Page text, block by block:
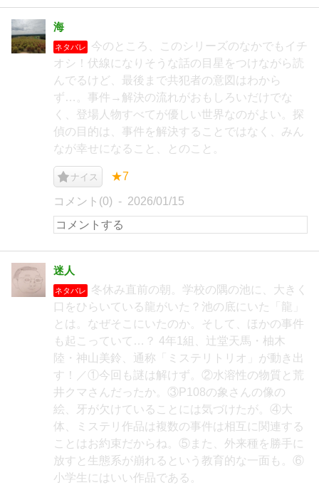
海
ネタバレ
今のところ、このシリーズのなかでもイチ
オシ！伏線になりそうな話の目星をつけながら読
んでるけど、最後まで共犯者の意図はわから
ず…。事件→解決の流れがおもしろいだけでな
く、登場人物すべてが優しい世界なのがよい。探
偵の目的は、事件を解決することではなく、みん
なが幸せになること、とのこと。
ナイス ★7
コメント(0) 2026/01/15
迷人
ネタバレ
冬休み直前の朝。学校の隅の池に、大きく
口をひらいている龍がいた？池の底にいた「龍」
とは。なぜそこにいたのか。そして、ほかの事件
も起こっていて…？ 4年1組、辻堂天馬・柚木
陸・神山美鈴、通称「ミステリトリオ」が動き出
す！／①今回も謎は解けず。②水溶性の物質と荒
井クマさんだったか。③P108の象さんの像の
絵、牙が欠けていることには気づけたが。④大
体、ミステリ作品は複数の事件は相互に関連する
ことはお約束だからね。⑤また、外来種を勝手に
放すと生態系が崩れるという教育的な一面も。⑥
小学生にはいい作品である。